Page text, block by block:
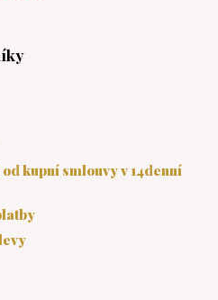
kupní smlouvy v 14denní